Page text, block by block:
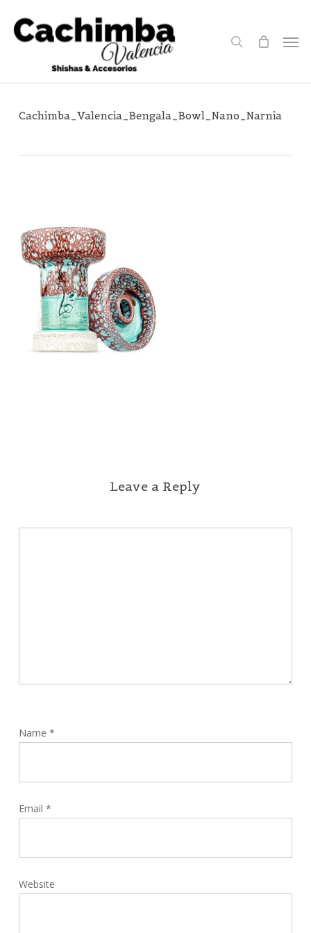
main
Cachimba_Valencia_Bengala_Bowl_Nano_Narnia
Leave a Reply
Name *
Email *
Website